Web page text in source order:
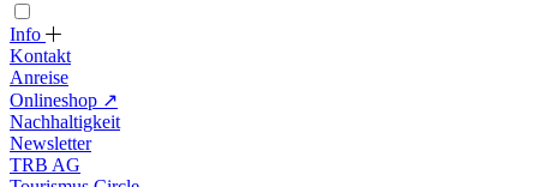
Info
Kontakt
Anreise
Onlineshop ↗
Nachhaltigkeit
Newsletter
TRB AG